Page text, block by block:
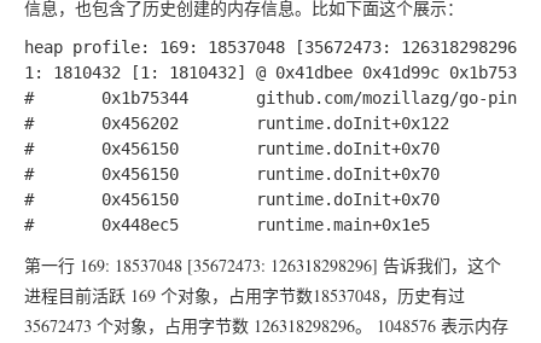
信息，也包含了历史创建的内存信息。比如下面这个展示：
heap profile: 169: 18537048 [35672473: 126318298296]
1: 1810432 [1: 1810432] @ 0x41dbee 0x41d99c
#       0x1b75344       github.com/mozillazg/go-
#       0x456202        runtime.doInit+0x122
#       0x456150        runtime.doInit+0x70
#       0x456150        runtime.doInit+0x70
#       0x456150        runtime.doInit+0x70
第一行 169: 18537048 [35672473: 126318298296] 告诉我们，这个
进程目前活跃 169 个对象，占用字节数18537048，历史有过
35672473 个对象，占用字节数 126318298296。 1048576 表示内存